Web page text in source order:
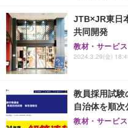
JTB×JR東日
共同開発
教材・サービス
2024.3.29(金)
教員採用試験
自治体を順次
教材・サービス